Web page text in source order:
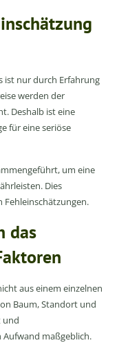
ist nur durch Erfahrung
werden der
Deshalb ist eine
für eine seriöse
um eine
Dies
das
aus einem einzelnen
Baum, Standort und
und
maßgeblich.